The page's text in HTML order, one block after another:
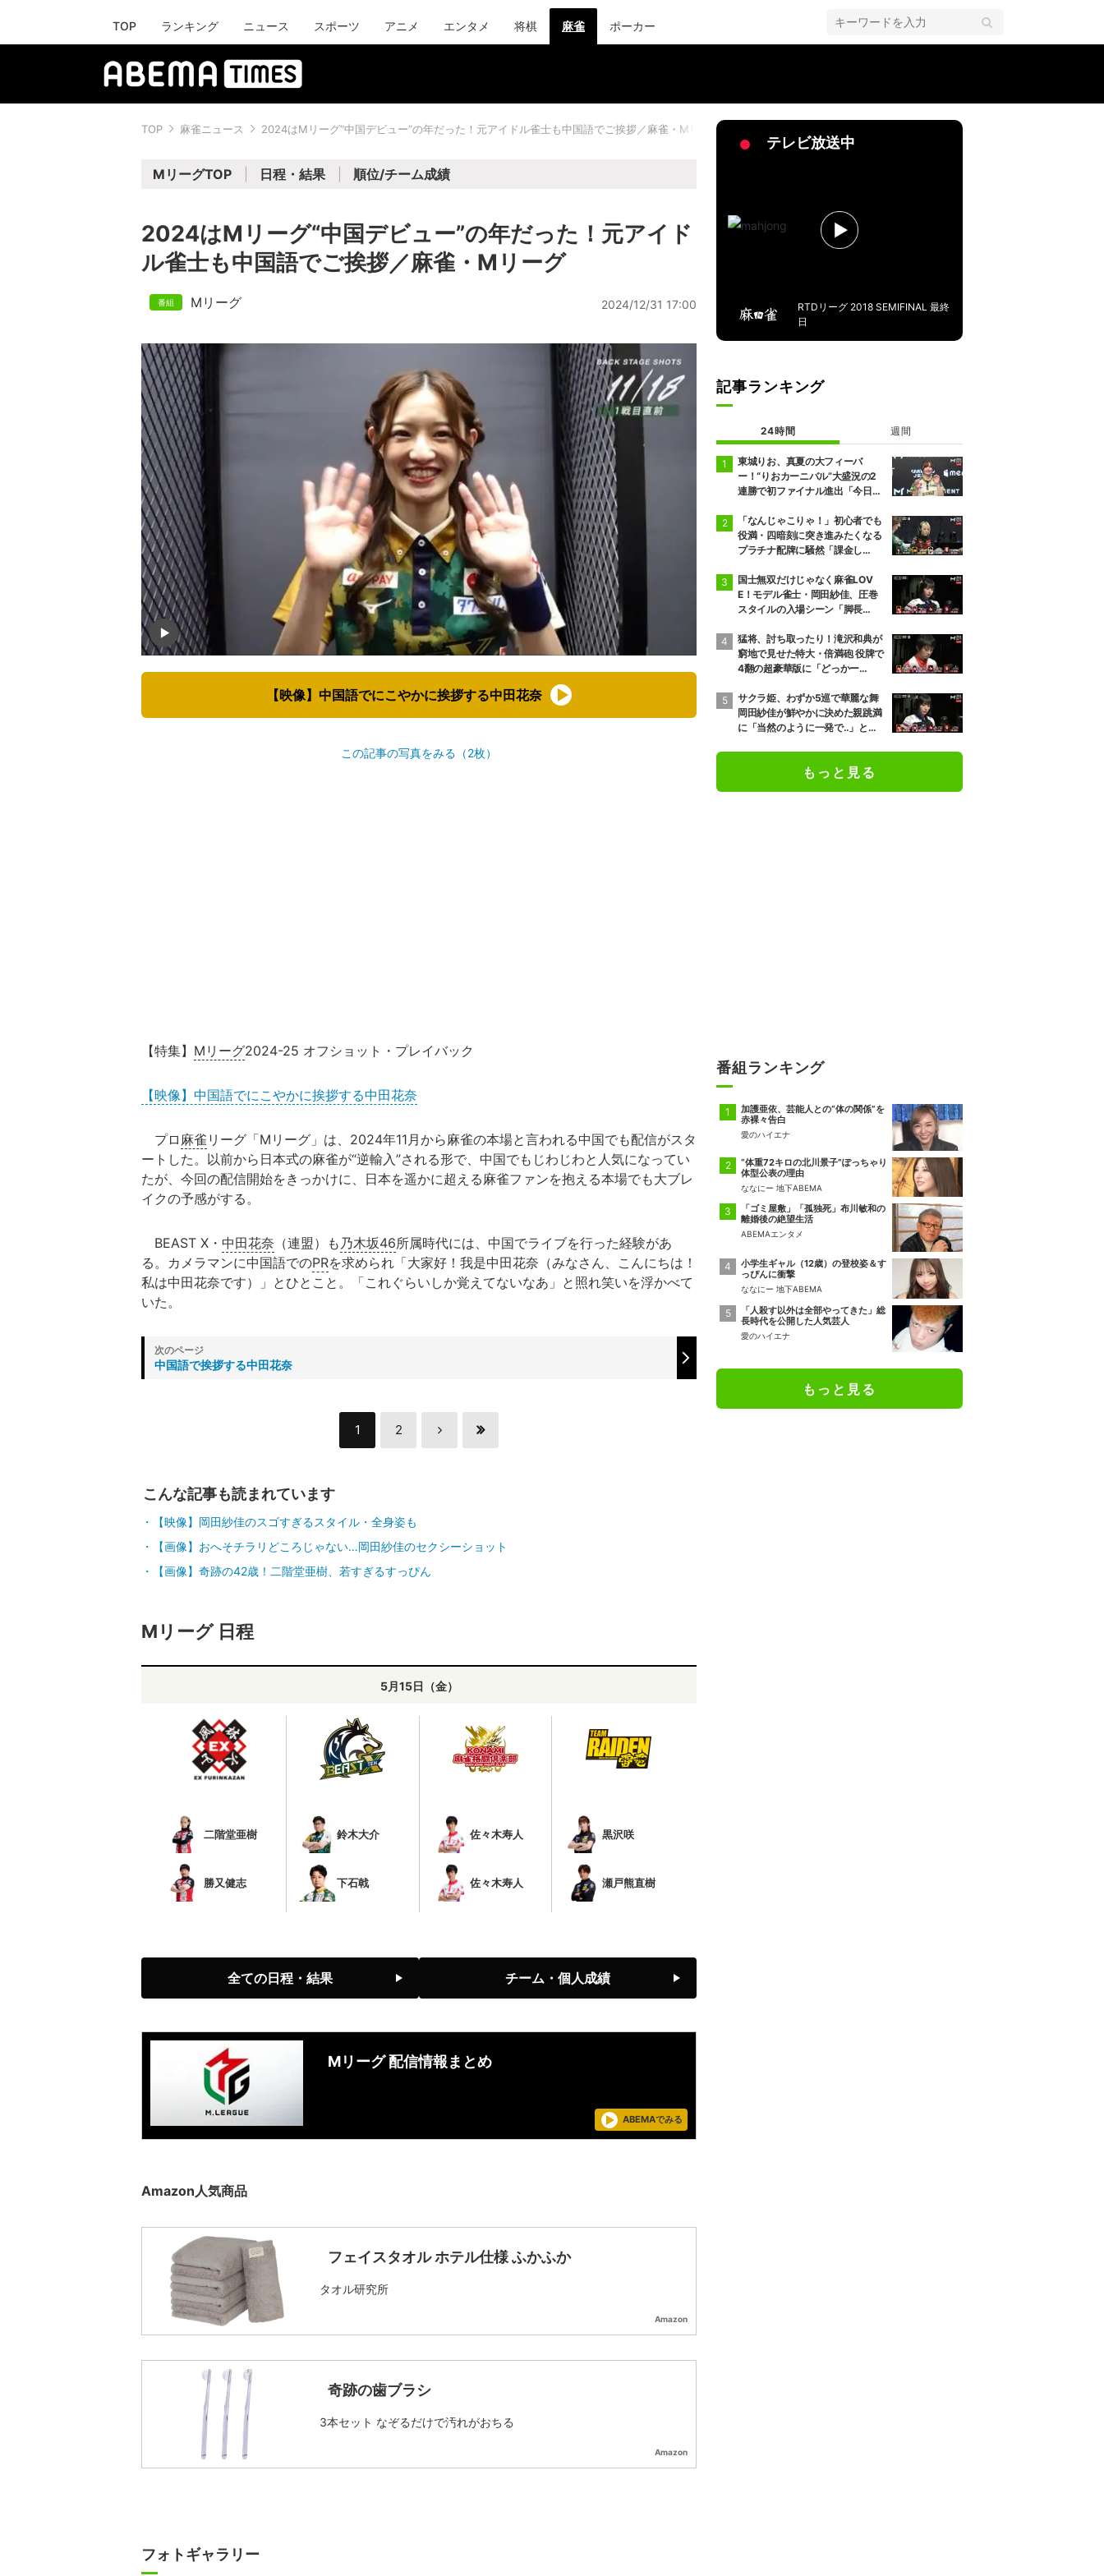
TOP ランキング ニュース スポーツ アニメ エンタメ 将棋 麻雀 ポーカー
TOP 麻雀ニュース 2024はMリーグ“中国デビュー”の年だった！元アイドル雀士も中国語でご挨拶／麻雀・Mリーグ
MリーグTOP 日程・結果 順位/チーム成績
2024はMリーグ“中国デビュー”の年だった！元アイド
ル雀士も中国語でご挨拶／麻雀・Mリーグ
Mリーグ 2024/12/31 17:00
【映像】中国語でにこやかに挨拶する中田花奈
この記事の写真をみる（2枚）
【特集】 Mリーグ2024-25 オフショット・プレイバック
【映像】中国語でにこやかに挨拶する中田花奈
プロ 麻雀 リーグ「Mリーグ」は、2024年11月から麻雀の本場と言われる中国でも配信がスタ
ートした。以前から日本式の麻雀が“逆輸入”される形で、中国でもじわじわと人気になってい
たが、今回の配信開始をきっかけに、日本を遥かに超える麻雀ファンを抱える本場でも大ブレ
イクの予感がする。
BEAST X・ 中田花奈 （連盟）も 乃木坂46所属時代には、中国でライブを行った経験があ
る。カメラマンに中国語でのPRを求められ「大家好！我是中田花奈（みなさん、こんにちは！
私は中田花奈です）」とひとこと。「これぐらいしか覚えてないなあ」と照れ笑いを浮かべて
いた。
中国語で挨拶する中田花奈
1 2
こんな記事も読まれています
【映像】岡田紗佳のスゴすぎるスタイル・全身姿も
【画像】おへそチラリどころじゃない…岡田紗佳のセクシーショット
【画像】奇跡の42歳！二階堂亜樹、若すぎるすっぴん
Mリーグ 日程
5月15日（金）
二階堂亜樹
勝又健志
鈴木大介
下石戟
佐々木寿人
佐々木寿人
黒沢咲
瀬戸熊直樹
全ての日程・結果 チーム・個人成績
Mリーグ 配信情報まとめ
ABEMAでみる
Amazon人気商品
フェイスタオル ホテル仕様 ふかふか
タオル研究所
Amazon
奇跡の歯ブラシ
3本セット なぞるだけで汚れがおちる
Amazon
フォトギャラリー
テレビ放送中
RTDリーグ 2018 SEMIFINAL 最終
日
記事ランキング
24時間 週間
東城りお、真夏の大フィーバ
ー！“りおカーニバル”大盛況の2
連勝で初ファイナル進出「今日を
戸熊直樹／麻雀・Mトーナメント
「なんじゃこりゃ！」初心者でも
役満・四暗刻に突き進みたくなる
プラチナ配牌に騒然「課金し
国士無双だけじゃなく麻雀LOV
E！モデル雀士・岡田紗佳、圧巻
スタイルの入場シーン「脚長
麻雀・Mトーナメント
猛将、討ち取ったり！滝沢和典が
窮地で見せた特大・倍満砲 役牌で
4翻の超豪華版に「どっかー
サクラ姫、わずか5巡で華麗な舞
岡田紗佳が鮮やかに決めた親跳満
に「当然のように一発で‥」と驚
もっと見る
番組ランキング
加護亜依、芸能人との“体の関係”を
赤裸々告白
愛のハイエナ
“体重72キロの北川景子”ぽっちゃり
体型公表の理由
ななにー 地下ABEMA
「ゴミ屋敷」「孤独死」布川敏和の
離婚後の絶望生活
ABEMAエンタメ
小学生ギャル（12歳）の登校姿＆す
っぴんに衝撃
ななにー 地下ABEMA
「人殺す以外は全部やってきた」総
長時代を公開した人気芸人
愛のハイエナ
もっと見る